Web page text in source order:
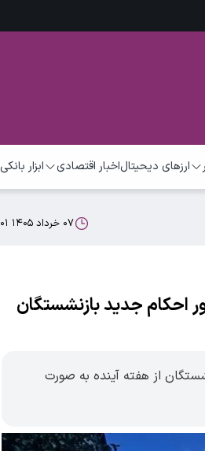
ارزهای دیحیتالاخبار اقتصادی ابزار بانکی
۰۷ خرداد ۱۴۰۵ ۱۰:۰۱
احکام جدید بازنشستگان
از هفته آینده به صورت